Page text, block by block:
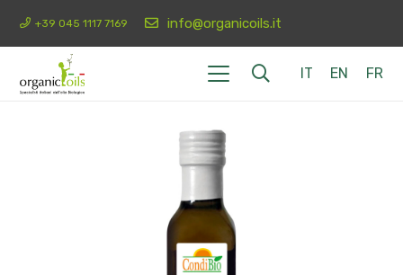
+39 045 1117 7169 info@organicoils.it
IT EN FR